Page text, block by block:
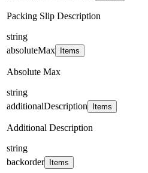
Packing Slip Description
string
absoluteMax
Items
Absolute Max
string
additionalDescription
Items
Additional Description
string
backorder
Items